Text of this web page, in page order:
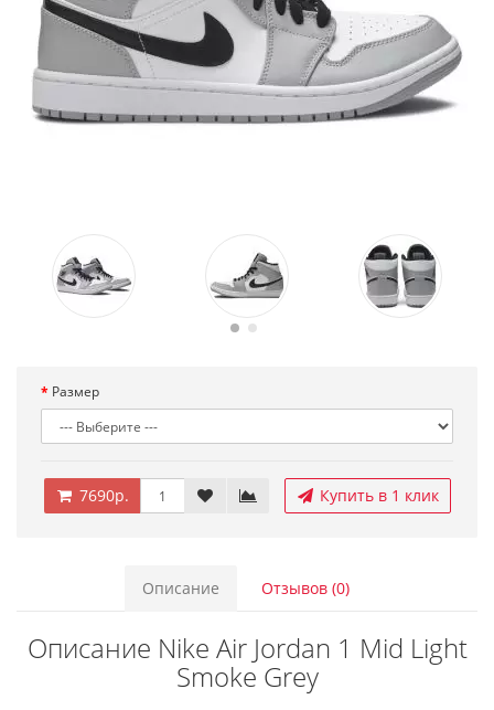
Размер
7690р. Купить в 1 клик
Описание Отзывов (0)
Описание Nike Air Jordan 1 Mid Light
Smoke Grey